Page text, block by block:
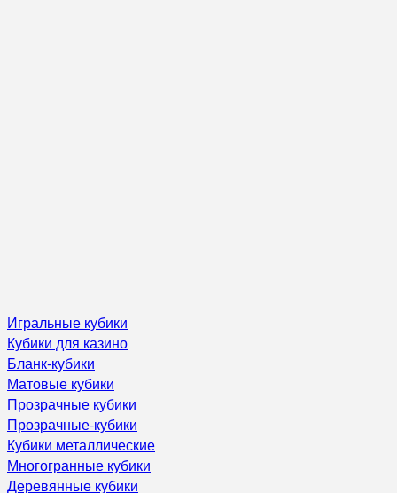
Игральные кубики
Кубики для казино
Бланк-кубики
Матовые кубики
Прозрачные кубики
Прозрачные-кубики
Кубики металлические
Многогранные кубики
Деревянные кубики